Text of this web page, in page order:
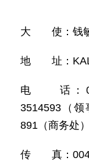
大 使：钱敏
地 址：
电 话：
3514593（领
891（商务处）
传 真：